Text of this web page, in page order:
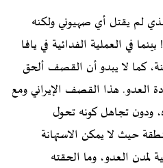
لم يقتل أي صهيوني ولكنه
في العملية الفدائية في يافا
6 قتلى صهاينة، كما لا يبدو أن القصف ألحق
العدو. هذا القصف الإيراني ومع
ودون تجاهل كونه تحول
حيث لا يمكن الاستهانة
لمدن العدو، وما الحقته